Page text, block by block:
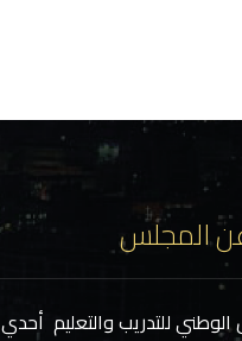
المجلس
للتدريب والتعليم أحدي